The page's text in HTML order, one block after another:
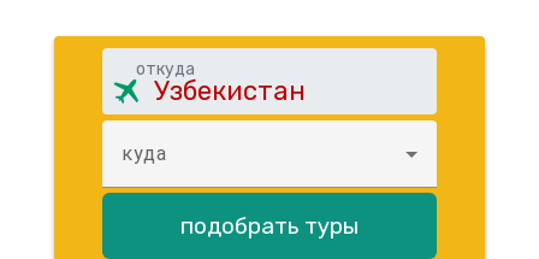
Зарегистрироваться
откуда
куда
подобрать туры